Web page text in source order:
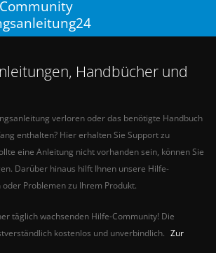
Handbücher und
verloren oder das benötigte Handbuch
enthalten? Hier erhalten Sie Support zu
eine Anleitung nicht vorhanden sein, können Sie
Darüber hinaus hilft Ihnen unsere Hilfe-
Problemen zu Ihrem Produkt.
täglich wachsenden Hilfe-Community! Die
kostenlos und unverbindlich. Zur